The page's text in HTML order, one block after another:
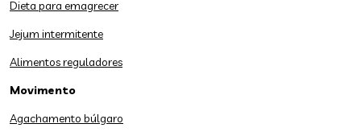
Dieta para emagrecer
Jejum intermitente
Alimentos reguladores
Movimento
Agachamento búlgaro